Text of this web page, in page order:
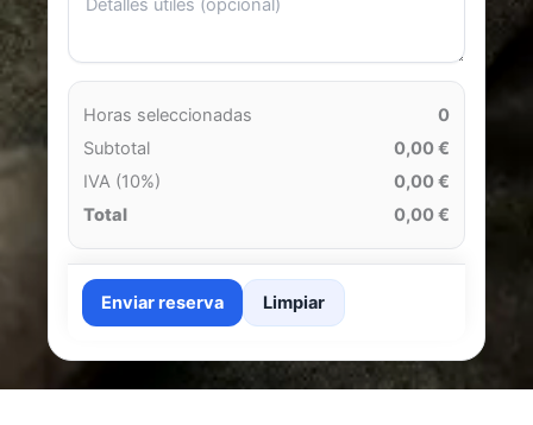
Horas seleccionadas
0
Subtotal
0,00 €
IVA (10%)
0,00 €
Total
0,00 €
Enviar reserva Limpiar